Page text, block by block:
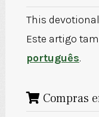
This
Este artigo
português.
Compras